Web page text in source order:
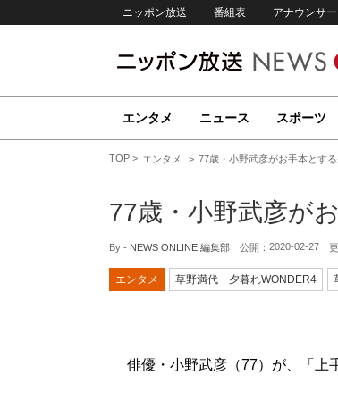
ニッポン放送 番組表 アナウンサ
エンタメ ニュース スポーツ
TOP エンタメ 77歳・小野武彦がお手本とす
77歳・小野武彦が
By - NEWS ONLINE 編集部 公開： 2020-02-27 更
エンタメ 草野満代 夕暮れWONDER4
俳優・小野武彦（77）が、「上